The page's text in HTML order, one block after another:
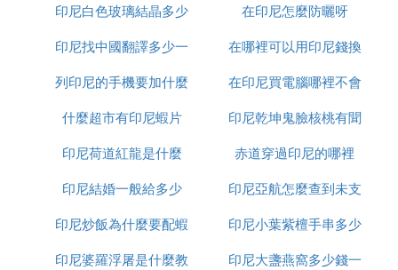
在開開停停了2個小時後，終於來到公寓，吃晚飯的
時候和房東聊到了路上的事情，房東說以後就會習慣
還說來接我的司機是他的專職司
機，平時還負責接送小孩上下學，一個月只要2000
元，做飯的保姆一個月不到1000元，沒想到3000元
左右就能雇兩個人照顧起居生活，實在是令人羨慕。
房東還說在印尼請司機保姆不是有錢人才會做的事，
普通人也會雇司機和保姆，可以找到價格更便宜的
人，當地人已經習慣了有保姆的生活方式。
印尼各個地區的最低工資標準是770元到1600元，雅
加達的最低工資標準是1900多元，人均月收入在160
樣
印尼白色玻璃結晶多少
錢一平方
在印尼怎麼防曬呀
印尼找中國翻譯多少一
天
在哪裡可以用印尼錢換
人民幣
列印尼的手機要加什麼
在印尼買電腦哪裡不會
受騙
什麼超市有印尼蝦片
印尼乾坤鬼臉核桃有聞
怎麼處理
印尼荷道紅龍是什麼
赤道穿過印尼的哪裡
印尼結婚一般給多少
印尼亞航怎麼查到未支
付訂單
印尼炒飯為什麼要配蝦
片
印尼小葉紫檀手串多少
錢
印尼婆羅浮屠是什麼教
印尼大盞燕窩多少錢一